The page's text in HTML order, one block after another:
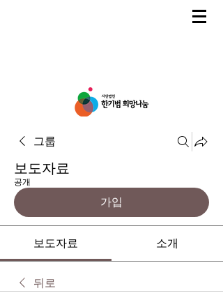
그룹
보도자료
공개
가입
보도자료 소개
뒤로